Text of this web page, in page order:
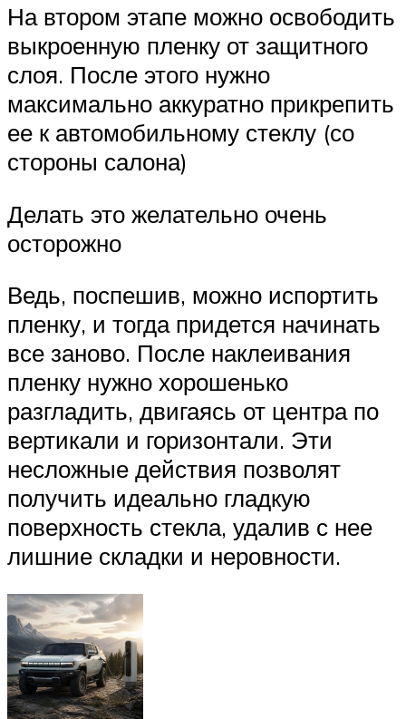
На втором этапе можно освободить
выкроенную пленку от защитного
слоя. После этого нужно
максимально аккуратно прикрепить
ее к автомобильному стеклу (со
стороны салона)
Делать это желательно очень
осторожно
Ведь, поспешив, можно испортить
пленку, и тогда придется начинать
все заново. После наклеивания
пленку нужно хорошенько
разгладить, двигаясь от центра по
вертикали и горизонтали. Эти
несложные действия позволят
получить идеально гладкую
поверхность стекла, удалив с нее
лишние складки и неровности.